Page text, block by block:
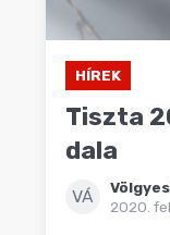
HÍREK
Tiszta
dala
VÁ
2020.